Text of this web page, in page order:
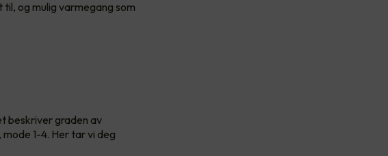
og mulig varmegang som
beskriver graden av
1-4. Her tar vi deg